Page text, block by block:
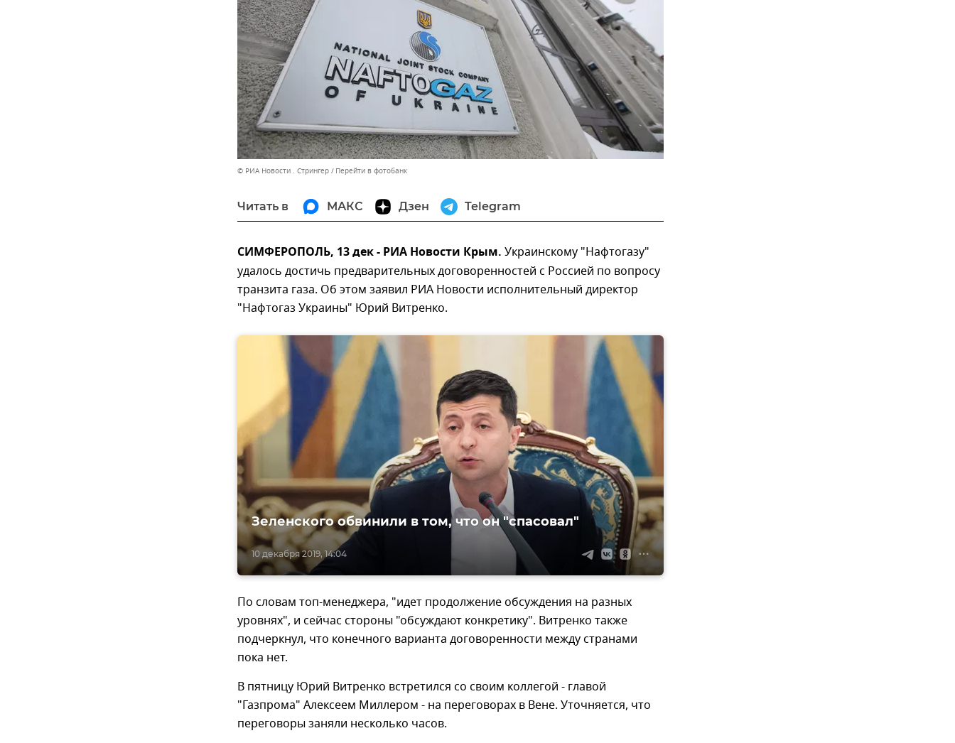
© РИА Новости . Стрингер Перейти в фотобанк
Читать в МАКС Дзен Telegram
СИМФЕРОПОЛЬ, 13 дек - РИА Новости Крым. Украинскому "Нафтогазу"
удалось достичь предварительных договоренностей с Россией по вопросу
транзита газа. Об этом заявил РИА Новости исполнительный директор
"Нафтогаз Украины" Юрий Витренко.
10 декабря 2019, 14:04
Зеленского обвинили в том, что он "спасовал"
По словам топ-менеджера, "идет продолжение обсуждения на разных
уровнях", и сейчас стороны "обсуждают конкретику". Витренко также
подчеркнул, что конечного варианта договоренности между странами
пока нет.
В пятницу Юрий Витренко встретился со своим коллегой - главой
"Газпрома" Алексеем Миллером - на переговорах в Вене. Уточняется, что
переговоры заняли несколько часов.